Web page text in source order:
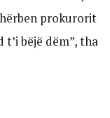
prokurorit
bëjë dëm”, tha